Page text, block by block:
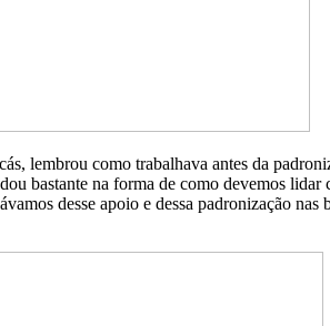
lembrou como trabalhava antes da
bastante na forma de como devemos
desse apoio e dessa padronização